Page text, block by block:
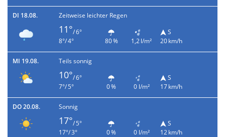
DI 18.08. Zeitweise leichter Regen
11°/ 6°
8°/ 4°
80 % 1,2 l/m²
S
20 km/h
MI 19.08. Teils sonnig
10°/ 6°
7°/ 5°
0 % 0 l/m²
S
17 km/h
DO 20.08. Sonnig
17°/ 5°
17°/ 3°
0 % 0 l/m²
S
12 km/h